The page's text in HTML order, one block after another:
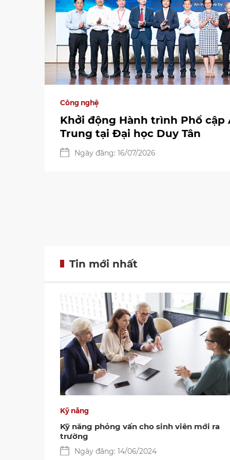
Công nghệ
Khởi động Hành trình Phổ
Trung tại Đại học Duy Tân
Ngày đăng: 16/07/2026
Tin mới nhất
Kỹ năng
Kỹ năng phỏng vấn cho sinh viên mới ra
trường
Ngày đăng: 14/06/2024